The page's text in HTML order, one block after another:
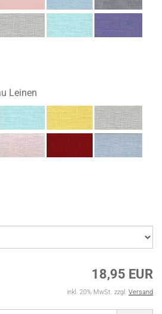
Leinen
18,95 EUR
inkl. 20% MwSt. zzgl. Versand